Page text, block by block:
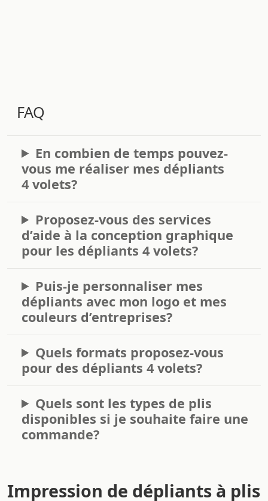
FAQ
En combien de temps pouvez-
vous me réaliser mes dépliants
4 volets?
Proposez-vous des services
d’aide à la conception graphique
pour les dépliants 4 volets?
Puis-je personnaliser mes
dépliants avec mon logo et mes
couleurs d’entreprises?
Quels formats proposez-vous
pour des dépliants 4 volets?
Quels sont les types de plis
disponibles si je souhaite faire une
commande?
Impression de dépliants à plis